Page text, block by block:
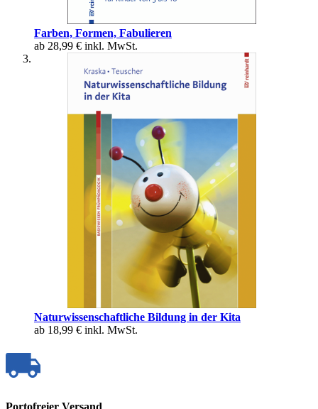
Farben, Formen, Fabulieren
ab 28,99 € inkl. MwSt.
Naturwissenschaftliche Bildung in der Kita
ab 18,99 € inkl. MwSt.